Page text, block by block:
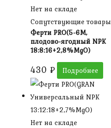
Нет на складе
Сопутствующие товары
Ферти PRO(5-6М,
плодово-ягодный NPK
18:8:16+2,8%МgO)
430 ₽ Подробнее
Нет на складе